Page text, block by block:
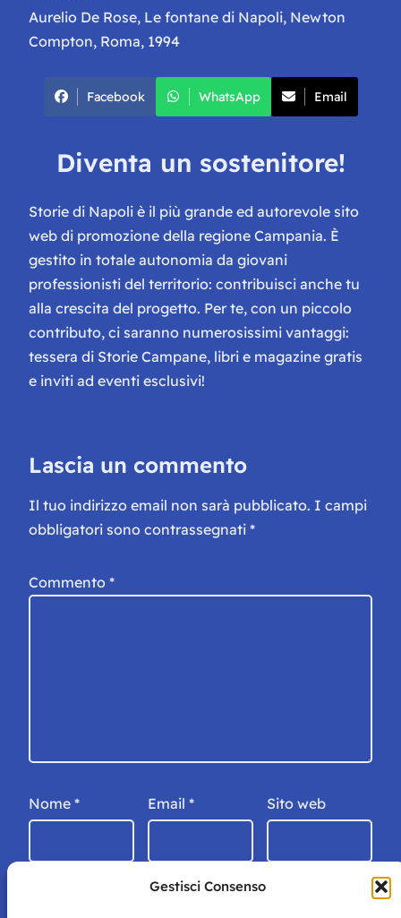
Gestisci Consenso
Aurelio De Rose, Le fontane di Napoli, Newton
Compton, Roma, 1994
Facebook WhatsApp Email
Diventa un sostenitore!
Storie di Napoli è il più grande ed autorevole sito
web di promozione della regione Campania. È
gestito in totale autonomia da giovani
professionisti del territorio: contribuisci anche tu
alla crescita del progetto. Per te, con un piccolo
contributo, ci saranno numerosissimi vantaggi:
tessera di Storie Campane, libri e magazine gratis
e inviti ad eventi esclusivi!
Lascia un commento
Il tuo indirizzo email non sarà pubblicato. I campi
obbligatori sono contrassegnati *
Commento *
Nome * Email * Sito web